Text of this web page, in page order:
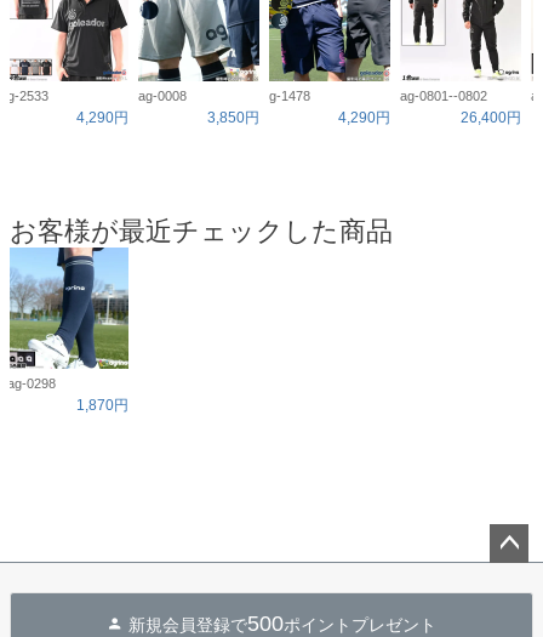
g-2533
4,290円
ag-0008
3,850円
g-1478
4,290円
ag-0801--0802
26,400円
お客様が最近チェックした商品
ag-0298
1,870円
新規会員登録で500ポイントプレゼント